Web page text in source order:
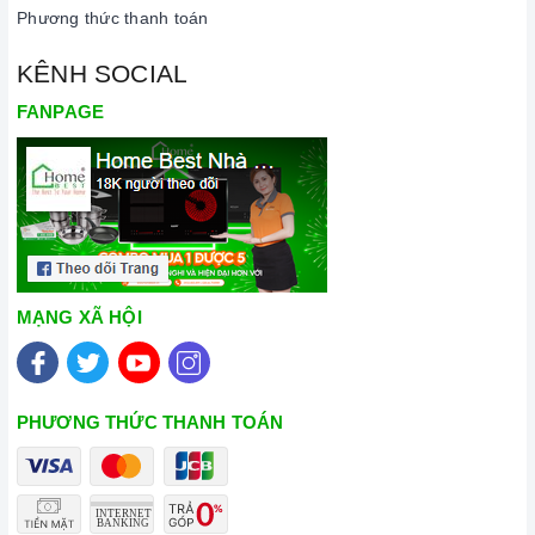
đa dạng các dòng bếp từ BOSCH nổi tiếng, cam kết về chất
lượng và nguồn gốc sản phẩm chính hãng. Chúng tôi tự tin
tận tâm và chính sách bảo hành, hậu mãi chuyên nghiệp nhất.
Xem thêm tại đây: Home Best Care - Trung tâm bảo trì, sửa
chữa thiết bị nhà bếp cao cấp
Phương thức thanh toán
KÊNH SOCIAL
FANPAGE
MẠNG XÃ HỘI
PHƯƠNG THỨC THANH TOÁN